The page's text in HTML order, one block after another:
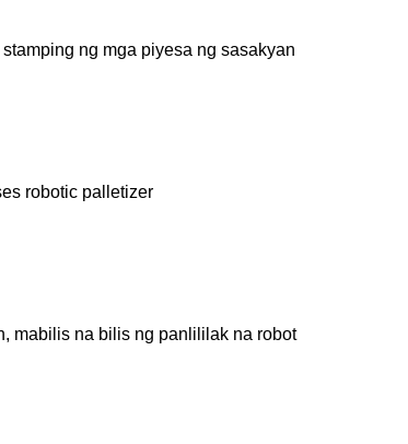
ng mga piyesa ng sasakyan
robotic palletizer
mabilis na bilis ng panlililak na robot